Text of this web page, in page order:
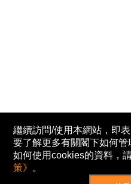
繼續訪問/使用本網站，即
要了解更多有關閣下如何
如何使用cookies的資料，
策》 。